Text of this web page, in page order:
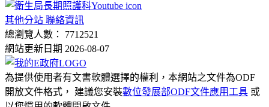
其他分站 聯絡資訊
總瀏覽人數： 7712521
網站更新日期 2026-08-07
為提供使用者有文書軟體選擇的權利，本網站之文件為ODF
開放文件格式， 建議您安裝數位發展部ODF文件應用工具 或